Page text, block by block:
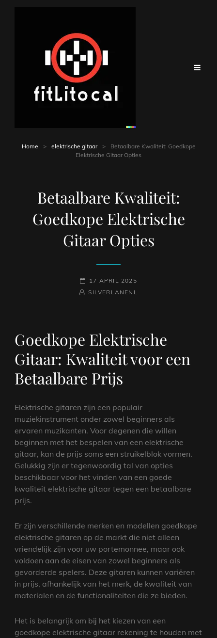
Home > elektrische gitaar >
Betaalbare Kwaliteit: Goedkope
Elektrische Gitaar Opties
Betaalbare Kwaliteit:
Goedkope Elektrische
Gitaar Opties
GEPLAATST
OP
17 APRIL 2025
NAAMREGEL
BYLINE
SILVERLANENL
Goedkope Elektrische
Gitaar: Kwaliteit voor een
Betaalbare Prijs
Elektrische gitaren zijn een populair
muziekinstrument onder zowel beginners als
ervaren muzikanten. Voor degenen die willen
beginnen met het bespelen van een elektrische
gitaar, kan de prijs soms een struikelblok vormen.
Gelukkig zijn er tegenwoordig tal van opties
beschikbaar voor het vinden van een goede
kwaliteit elektrische gitaar tegen een betaalbare
prijs.
Er zijn verschillende merken en modellen goedkope
elektrische gitaren op de markt die niet alleen
vriendelijk zijn voor uw portemonnee, maar ook
voldoen aan de eisen van zowel beginners als
gevorderde spelers. Deze gitaren kunnen variëren
in prijs, afhankelijk van het merk, de kwaliteit van
materialen en de functionaliteiten die ze bieden.
Het is belangrijk om bij het kiezen van een
goedkope elektrische gitaar rekening te houden met